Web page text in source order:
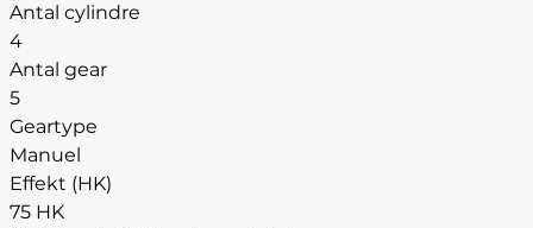
Antal cylindre
4
Antal gear
5
Geartype
Manuel
Effekt (HK)
75 HK